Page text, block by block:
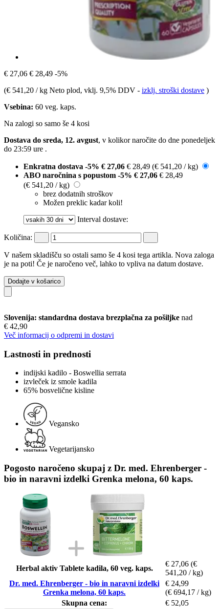
€ 27,06 € 28,49 -5%
(€ 541,20 / kg Neto plod, vklj. 9,5% DDV - izklj. stroški dostave )
Vsebina: 60 veg. kaps.
Na zalogi so samo še 4 kosi
Dostava do sreda, 12. avgust, v kolikor naročite do dne ponedeljek
do 23:59 ure .
Enkratna dostava -5% € 27,06 € 28,49 (€ 541,20 / kg)
ABO naročnina s popustom -5% € 27,06 € 28,49
(€ 541,20 / kg)
brez dodatnih stroškov
Možen preklic kadar koli!
Interval dostave:
Količina:
V našem skladišču so ostali samo še 4 kosi tega artikla. Nova zaloga
je na poti! Če je naročeno več, lahko to vpliva na datum dostave.
Dodajte v košarico
Slovenija: standardna dostava brezplačna za pošiljke nad
€ 42,90
Več informacij o odpremi in dostavi
Lastnosti in prednosti
indijski kadilo - Boswellia serrata
izvleček iz smole kadila
65% bosvelične kisline
Vegansko
Vegetarijansko
Pogosto naročeno skupaj z Dr. med. Ehrenberger -
bio in naravni izdelki Grenka melona, 60 kaps.
Herbal aktiv Tablete kadila, 60 veg. kaps.
€ 27,06 (€
541,20 / kg)
Dr. med. Ehrenberger - bio in naravni izdelki
Grenka melona, 60 kaps.
€ 24,99
(€ 694,17 / kg)
Skupna cena:
€ 52,05